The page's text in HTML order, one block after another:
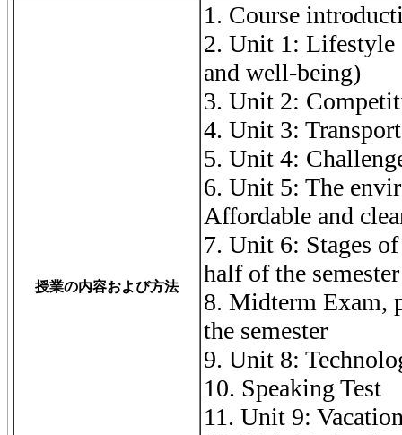
授業の内容および方法
1. Course
2. Unit 1: Lifestyle
and well-being)
3. Unit 2:
4. Unit 3:
5. Unit 4:
6. Unit 5: The
Affordable and
7. Unit 6: Stages
half of the semester
8. Midterm Exam,
the semester
9. Unit 8:
10. Speaking Test
11. Unit 9: